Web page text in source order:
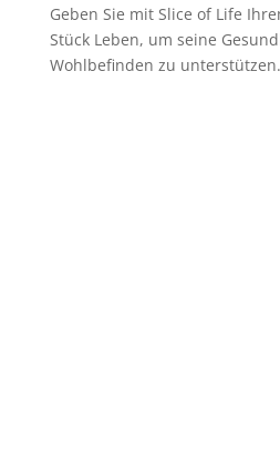
Geben Sie mit Slice of Life
Stück Leben, um seine
Wohlbefinden zu unterstützen.